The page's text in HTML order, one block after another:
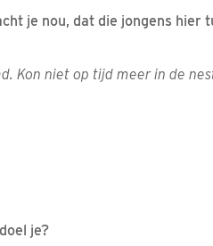
je nou, dat die jongens hier
Kon niet op tijd meer in de
je?